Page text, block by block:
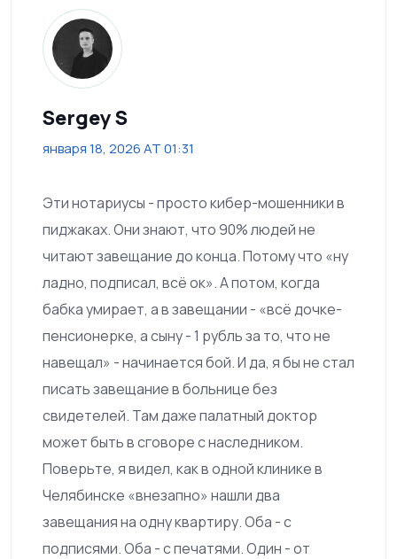
Sergey S
января 18, 2026 AT 01:31
Эти нотариусы - просто кибер-мошенники в
пиджаках. Они знают, что 90% людей не
читают завещание до конца. Потому что «ну
ладно, подписал, всё ок». А потом, когда
бабка умирает, а в завещании - «всё дочке-
пенсионерке, а сыну - 1 рубль за то, что не
навещал» - начинается бой. И да, я бы не стал
писать завещание в больнице без
свидетелей. Там даже палатный доктор
может быть в сговоре с наследником.
Поверьте, я видел, как в одной клинике в
Челябинске «внезапно» нашли два
завещания на одну квартиру. Оба - с
подписями. Оба - с печатями. Один - от